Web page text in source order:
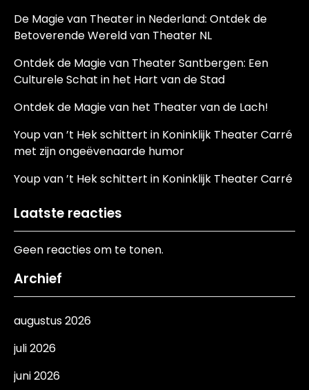
De Magie van Theater in Nederland: Ontdek de
Betoverende Wereld van Theater NL
Ontdek de Magie van Theater Santbergen: Een
Culturele Schat in het Hart van de Stad
Ontdek de Magie van het Theater van de Lach!
Youp van ’t Hek schittert in Koninklijk Theater Carré
met zijn ongeëvenaarde humor
Youp van ’t Hek schittert in Koninklijk Theater Carré
Laatste reacties
Geen reacties om te tonen.
Archief
augustus 2026
juli 2026
juni 2026